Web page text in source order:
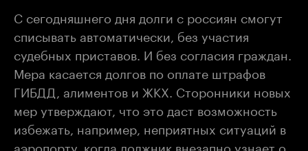
С сегодняшнего дня долги с россиян смогут
списывать автоматически, без участия
судебных приставов. И без согласия граждан.
Мера касается долгов по оплате штрафов
ГИБДД, алиментов и ЖКХ. Сторонники новых
мер утверждают, что это даст возможность
избежать, например, неприятных ситуаций в
аэропорту, когда должник внезапно узнает о